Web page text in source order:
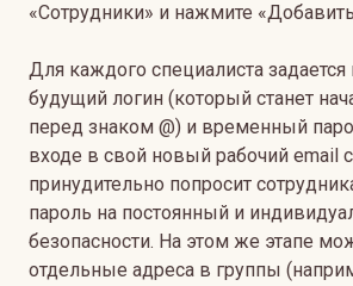
«Сотрудники» и нажмите
Для каждого специалиста
будущий логин (который станет
перед знаком @) и временный
входе в свой новый рабочий email
принудительно попросит
пароль на постоянный и
безопасности. На этом же этапе
отдельные адреса в группы